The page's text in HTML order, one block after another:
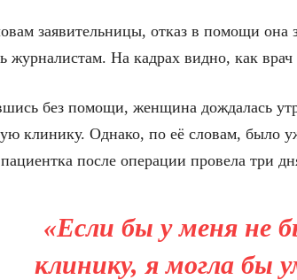
заявительницы, отказ в помощи она
журналистам. На кадрах видно, как
без помощи, женщина дождалась
клинику. Однако, по её словам, было
после операции провела три
«Если бы у меня не
клинику, я могла бы